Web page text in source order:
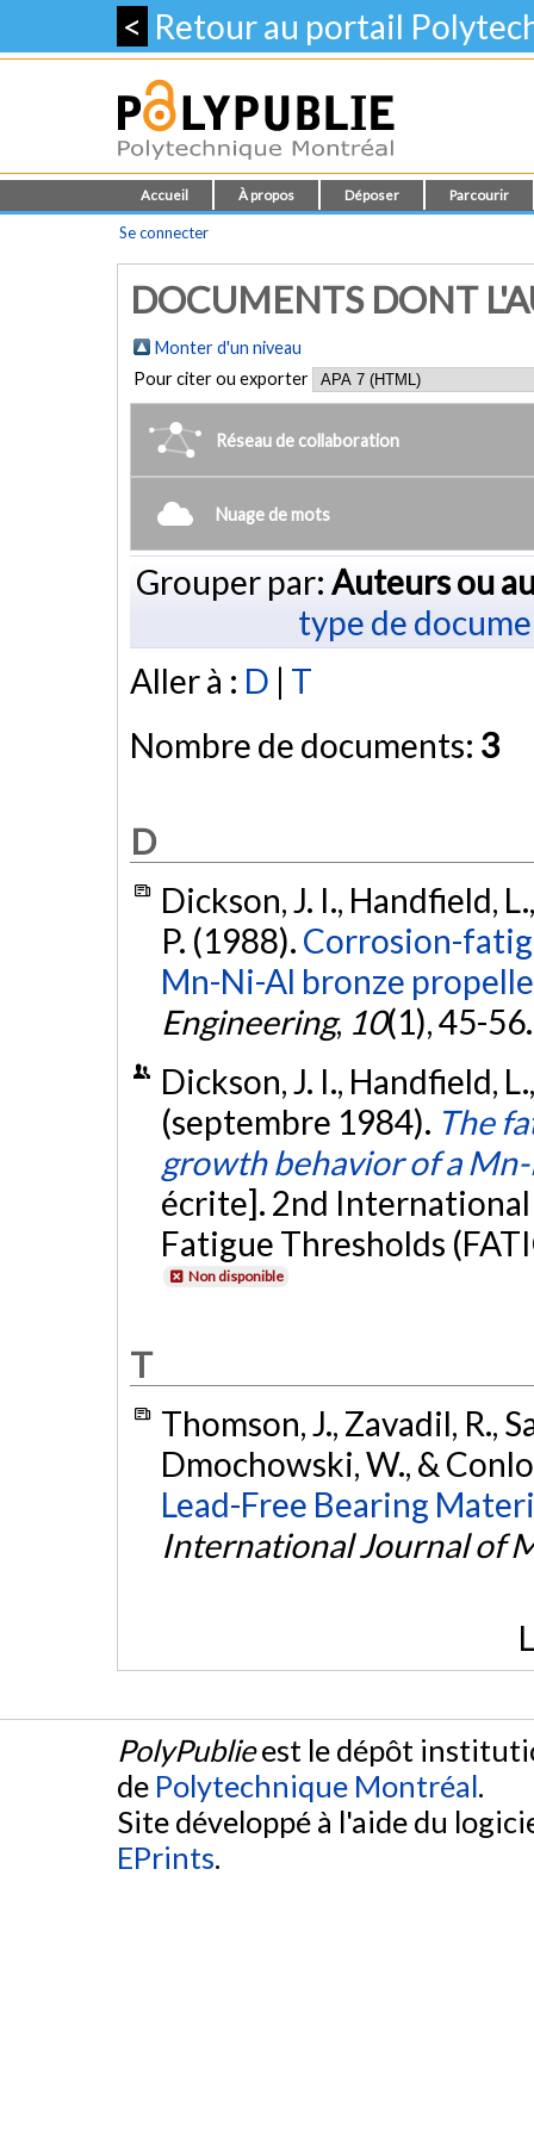
< Retour au portail
Accueil À propos Déposer Parcourir
Se connecter
DOCUMENTS DONT
Monter d'un niveau
Pour citer ou exporter
Réseau de collaboration
Nuage de mots
Grouper par: Auteurs ou
type de
Aller à : D | T
Nombre de documents: 3
D
Dickson, J. I., Handfield,
P. (1988). Corrosion-
Mn-Ni-Al bronze
Engineering, 10(1), 45-
Dickson, J. I., Handfield,
(septembre 1984). The
growth behavior of a
écrite]. 2nd
Fatigue Thresholds
Non disponible
T
Thomson, J., Zavadil, R.,
Dmochowski, W., &
Lead-Free Bearing
International Journal of
PolyPublieest le dépôt
de Polytechnique Montréal.
Site développé à l'aide du
EPrints.